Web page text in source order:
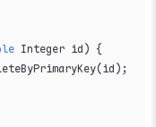
Integer id) {